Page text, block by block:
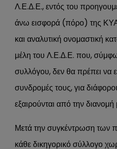
Λ.Ε.Δ.Ε., εντός του
άνω εισφορά (πόρο) της
και αναλυτική ονομαστική
μέλη του Λ.Ε.Δ.Ε. που,
συλλόγου, δεν θα πρέπει να
συνδρομές τους, για
εξαιρούνται από την
Μετά την συγκέντρωση των
κάθε δικηγορικό σύλλογο